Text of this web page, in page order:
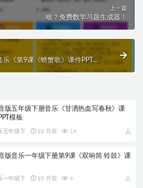
上一篇
啥？免费数学习题生成器！
《第9课《螃蟹歌》课件PPT模
版五年级下册音乐《甘洒热血写春秋》课
模板
五年级下 10 月前 14
版音乐一年级下册第9课《双响筒 铃鼓》课
一年级下 10 月前 6